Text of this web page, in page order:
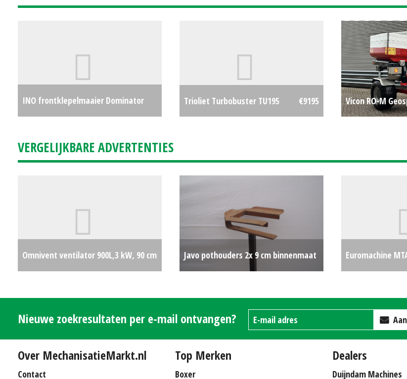
INO frontklepelmaaier Dominator
Trioliet Turbobuster TU195 €9195 Vicon RO-M
VERGELIJKBARE ADVERTENTIES
Omnivent ventilator 900L,3 kW, 90 cm
Javo pothouders 2x 9 cm binnenmaat
Euromachine
Nieuwe zoekresultaten per e-mail ontvangen?
Over MechanisatieMarkt.nl
Contact
Top Merken
Boxer
Dealers
Duijndam Machines